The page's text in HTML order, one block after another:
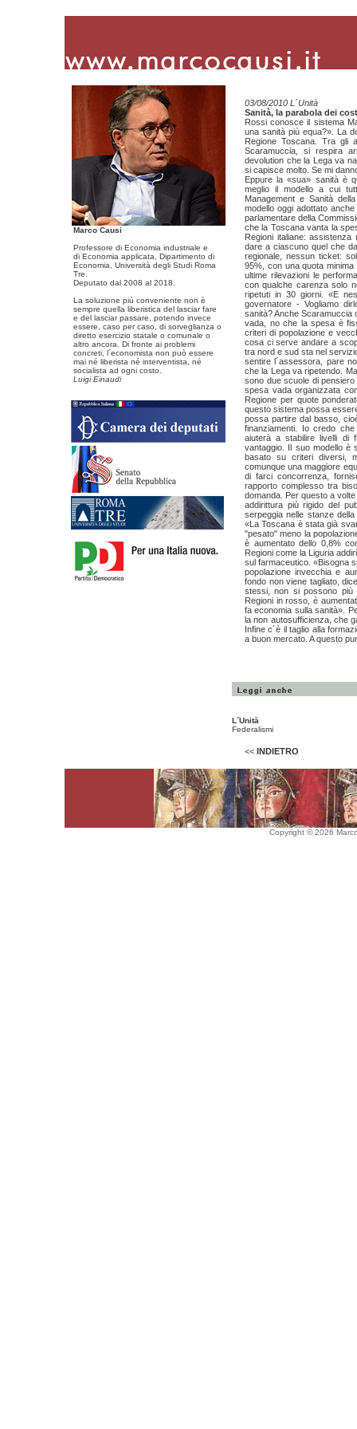
Marco Causi
Professore di Economia industriale e
di Economia applicata, Dipartimento di
Economia, Università degli Studi Roma
Tre.
Deputato dal 2008 al 2018.
La soluzione più conveniente non è
sempre quella liberistica del lasciar fare
e del lasciar passare, potendo invece
essere, caso per caso, di sorveglianza o
diretto esercizio statale o comunale o
altro ancora. Di fronte ai problemi
concreti, l´economista non può essere
mai né liberista né interventista, né
socialista ad ogni costo.
Luigi Einaudi
03/08/2010 L´Unità
Sanità, la parabola dei
Rossi conosce il sistema
una sanità più equa?». La
Regione Toscana. Tra gli
Scaramuccia, si respira
devolution che la Lega va
si capisce molto. Se mi
Eppure la «sua» sanità è
meglio il modello a cui
Management e Sanità
modello oggi adottato
parlamentare della
che la Toscana vanta la
Regioni italiane:
dare a ciascuno quel che
regionale, nessun ticket:
95%, con una quota
ultime rilevazioni le
con qualche carenza solo
ripetuti in 30 giorni. «E
governatore - Vogliamo
sanità? Anche Scaramuccia
vada, no che la spesa è
criteri di popolazione e
cosa ci serve andare a
tra nord e sud sta nel
sentire l´assessora, pare
che la Lega va ripetendo.
sono due scuole di
spesa vada organizzata
Regione per quote
questo sistema possa
possa partire dal basso,
finanziamenti. Io credo
aiuterà a stabilire livelli di
vantaggio. Il suo modello è
basato su criteri diversi,
comunque una maggiore
di farci concorrenza,
rapporto complesso tra
domanda. Per questo a
addirittura più rigido del
serpeggia nelle stanze
«La Toscana è stata già
"pesato" meno la
è aumentato dello 0,8%
Regioni come la Liguria
sul farmaceutico. «Bisogna
popolazione invecchia e
fondo non viene tagliato,
stessi, non si possono più
Regioni in rosso, è
fa economia sulla sanità».
la non autosufficienza, che
Infine c´è il taglio alla
a buon mercato. A questo
L´Unità
Federalismi
<< INDIETRO
Copyright © 2026